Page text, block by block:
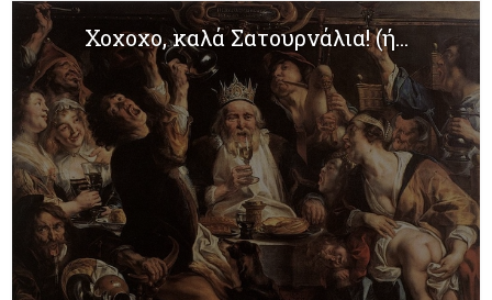
Χοχοχο, καλά Σατουρνάλια! (ή...